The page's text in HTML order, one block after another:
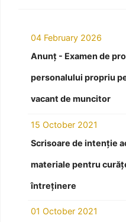
04 February 2026
Anunț - Examen de
personalului propriu
vacant de muncitor
15 October 2021
Scrisoare de intenție
materiale pentru
întreținere
01 October 2021